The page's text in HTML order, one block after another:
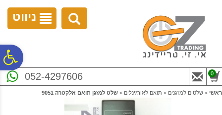
נגישות
ניווט
052-4297606 0
ראשי > שלטים למזגנים > תואם לאורגינלים > שלט למזגן תואם אלקטרה 9051